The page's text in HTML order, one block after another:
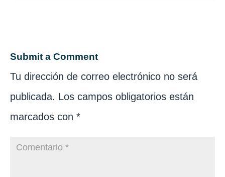
Submit a Comment
Tu dirección de correo electrónico no será
publicada. Los campos obligatorios están
marcados con *